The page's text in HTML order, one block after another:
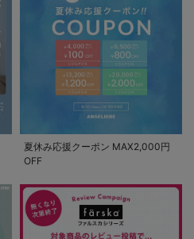
夏休み応援クーポン MAX2,000円
OFF